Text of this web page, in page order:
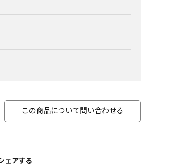
この商品について問い合わせる
ェアする